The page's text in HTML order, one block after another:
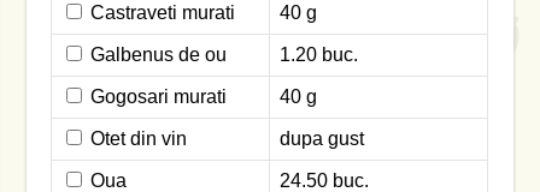
Castraveti murati 40 g
Galbenus de ou 1.20 buc.
Gogosari murati 40 g
Otet din vin dupa gust
Oua 24.50 buc.